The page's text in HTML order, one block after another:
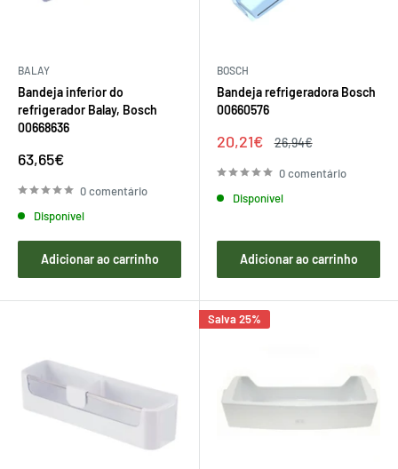
BALAY
Bandeja inferior do
refrigerador Balay, Bosch
00668636
Preço
venda
63,65€
0 comentário
Disponível
Adicionar ao carrinho
BOSCH
Bandeja refrigeradora Bosch
00660576
Preço
venda
20,21€
Preço
26,94€
0 comentário
Disponível
Adicionar ao carrinho
Salva 25%